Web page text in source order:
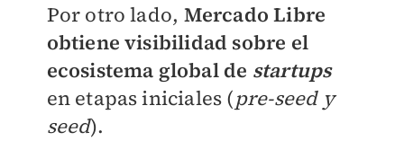
Por otro lado, Mercado Libre
obtiene visibilidad sobre el
ecosistema global de startups
en etapas iniciales (pre-seed y
seed).